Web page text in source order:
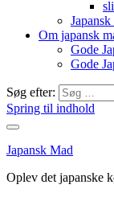
Om japansk
Gode
Gode
Søg efter:
Spring til indhold
Japansk Mad
Oplev det japanske